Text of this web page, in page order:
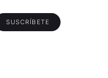
SUSCRÍBETE